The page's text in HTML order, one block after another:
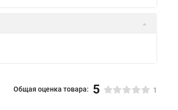
Общая оценка товара: 5 1